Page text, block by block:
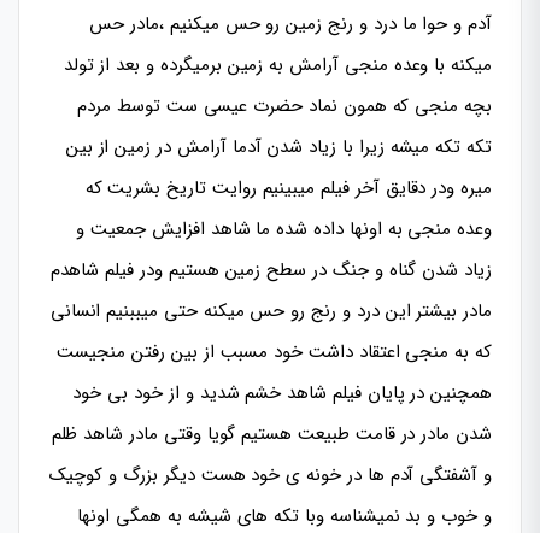
آدم و حوا ما درد و رنج زمین رو حس میکنیم ،مادر حس
میکنه با وعده منجی آرامش به زمین برمیگرده و بعد از تولد
بچه منجی که همون نماد حضرت عیسی ست توسط مردم
تکه تکه میشه زیرا با زیاد شدن آدما آرامش در زمین از بین
میره ودر دقایق آخر فیلم میبینیم روایت تاریخ بشریت که
وعده منجی به اونها داده شده ما شاهد افزایش جمعیت و
زیاد شدن گناه و جنگ در سطح زمین هستیم ودر فیلم شاهدم
مادر بیشتر این درد و رنج رو حس میکنه حتی میببنیم انسانی
که به منجی اعتقاد داشت خود مسبب از بین رفتن منجیست
همچنین در پایان فیلم شاهد خشم شدید و از خود بی خود
شدن مادر در قامت طبیعت هستیم گویا وقتی مادر شاهد ظلم
و آشفتگی آدم ها در خونه ی خود هست دیگر بزرگ و کوچیک
و خوب و بد نمیشناسه وبا تکه های شیشه به همگی اونها